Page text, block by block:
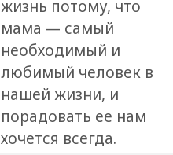
жизнь потому, что
мама — самый
необходимый и
любимый человек в
нашей жизни, и
порадовать ее нам
хочется всегда.